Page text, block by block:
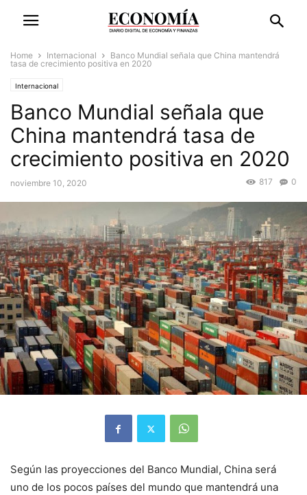
Home Internacional
Banco Mundial señala que China mantendrá
tasa de crecimiento positiva en 2020
Internacional
Banco Mundial señala que
China mantendrá tasa de
crecimiento positiva en 2020
noviembre 10, 2020 0
817
Según las proyecciones del Banco Mundial, China será
uno de los pocos países del mundo que mantendrá una